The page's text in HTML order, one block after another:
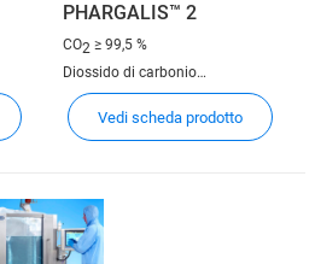
PHARGALIS™ 2
CO2 ≥ 99,5 %
Diossido di carbonio
farmaceutico
Vedi scheda prodotto